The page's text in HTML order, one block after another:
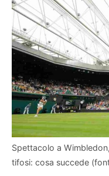
Spettacolo a
tifosi: cosa succede